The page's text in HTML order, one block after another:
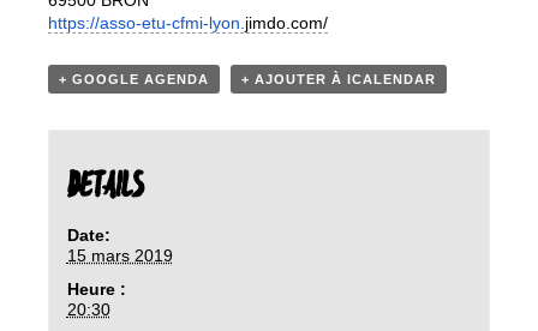
https://asso-etu-cfmi-lyon. jimdo.com/
+ GOOGLE AGENDA + AJOUTER À ICALENDAR
DETAILS
Date:
15 mars 2019
Heure :
20:30